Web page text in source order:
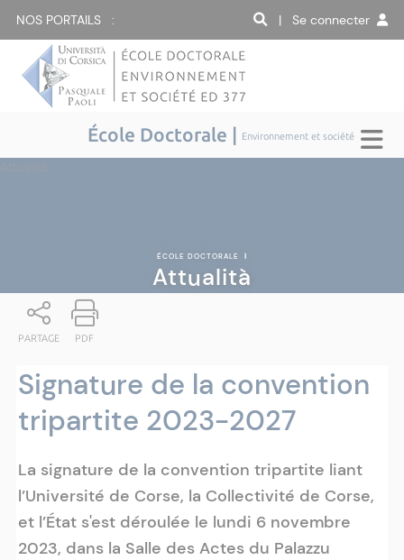
NOS PORTAILS : | Se connecter
École Doctorale | Environnement et société
ÉCOLE DOCTORALE |
Attualità
PARTAGE PDF
Signature de la convention
tripartite 2023-2027
La signature de la convention tripartite liant
l’Université de Corse, la Collectivité de Corse,
et l’État s'est déroulée le lundi 6 novembre
2023, dans la Salle des Actes du Palazzu